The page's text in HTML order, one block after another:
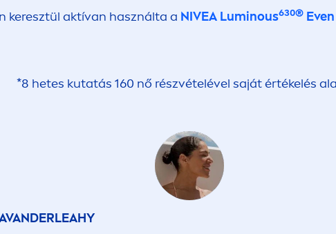
keresztül aktívan használta a NIVEA Luminous630®Even
*8 hetes kutatás 160 nő részvételével saját értékelés